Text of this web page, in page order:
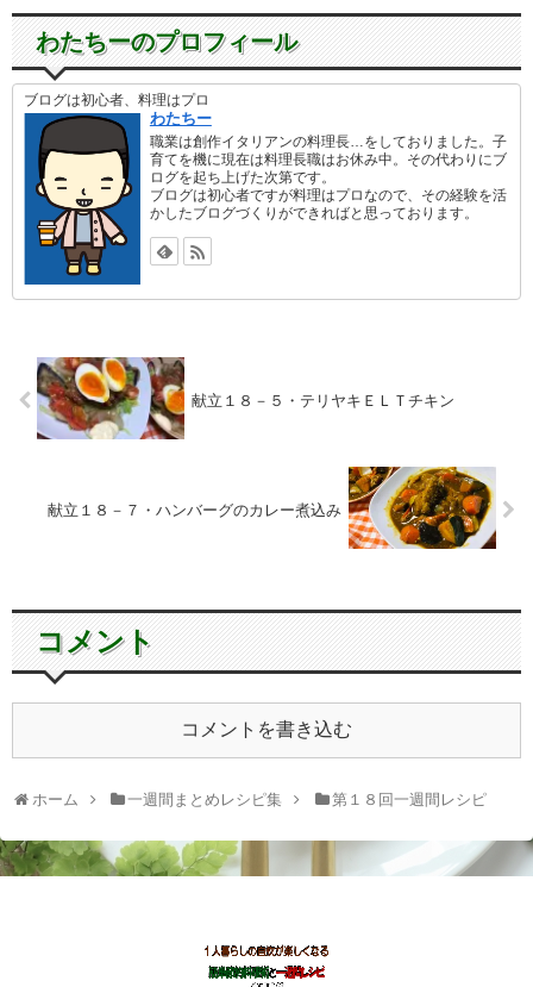
わたちーのプロフィール
ブログは初心者、料理はプロ
わたちー
職業は創作イタリアンの料理長…をしておりました。子
育てを機に現在は料理長職はお休み中。その代わりにブ
ログを起ち上げた次第です。
ブログは初心者ですが料理はプロなので、その経験を活
かしたブログづくりができればと思っております。
献立１８－５・テリヤキＥＬＴチキン
献立１８－７・ハンバーグのカレー煮込み
コメント
コメントを書き込む
ホーム 一週間まとめレシピ集 第１８回一週間レシピ